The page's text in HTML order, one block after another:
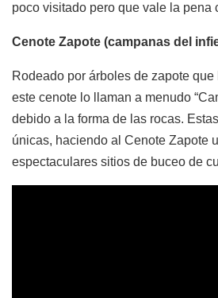
poco visitado pero que vale la pena
Cenote Zapote (campanas del
Rodeado por árboles de zapote que
este cenote lo llaman a menudo
debido a la forma de las rocas.
únicas, haciendo al Cenote Zapote
espectaculares sitios de buceo de